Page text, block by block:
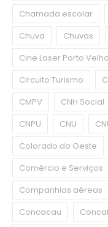
Chamada escolar
Chuva
Chuvas
Cine Laser Porto Velho
Circuito Turismo
CMPV
CNH Social
CNPU
CNU
Colorado do Oeste
Comércio e Serviços
Companhias aéreas
Concacau